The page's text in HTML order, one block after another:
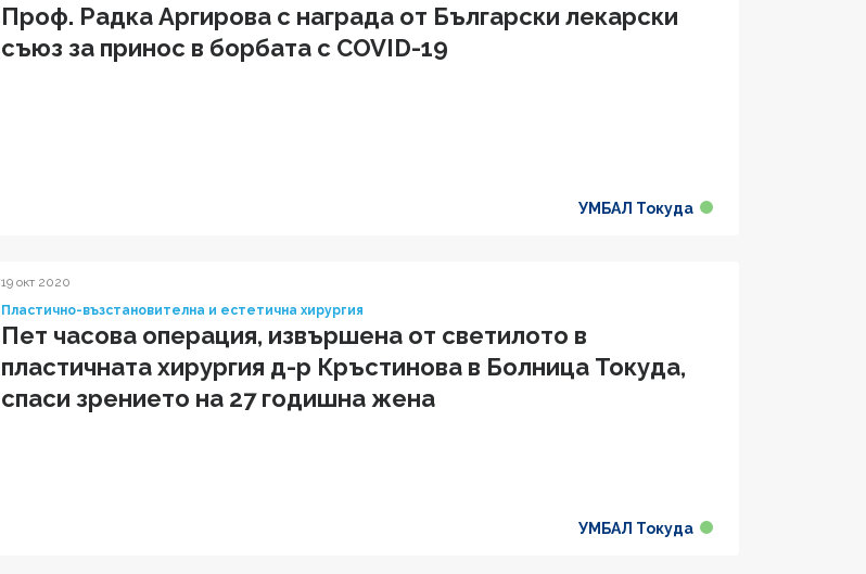
Проф. Радка Аргирова с награда от Български лекарски
съюз за принос в борбата с COVID-19
УМБАЛ Токуда
19 окт 2020
Пластично-възстановителна и естетична хирургия
Пет часова операция, извършена от светилото в
пластичната хирургия д-р Кръстинова в Болница Токуда,
спаси зрението на 27 годишна жена
УМБАЛ Токуда